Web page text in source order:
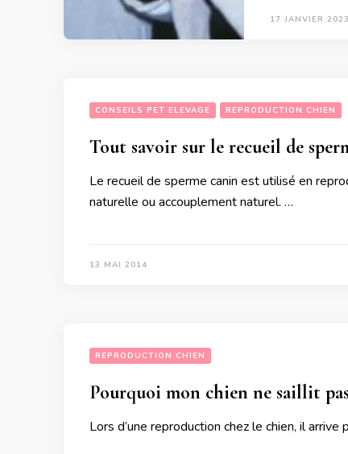
17 JANVIER 2023
CONSEILS PET ELEVAGE REPRODUCTION CHIEN
Tout savoir sur le recueil de
Le recueil de sperme canin est utilisé en
naturelle ou accouplement naturel. …
13 MAI 2014
REPRODUCTION CHIEN
Pourquoi mon chien ne saillit
Lors d’une reproduction chez le chien, il